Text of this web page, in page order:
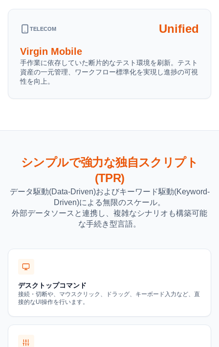
TELECOM Unified
Virgin Mobile
手作業に依存していた断片的なテスト環境を刷新。テスト
資産の一元管理、ワークフロー標準化を実現し進捗の可視
性を向上。
シンプルで強力な独自スクリプト
(TPR)
データ駆動(Data-Driven)およびキーワード駆動(Keyword-
Driven)による無限のスケール。
外部データソースと連携し、複雑なシナリオも構築可能
な手続き型言語。
デスクトップコマンド
接続・切断や、マウスクリック、ドラッグ、キーボード入力など、直
接的なUI操作を行います。